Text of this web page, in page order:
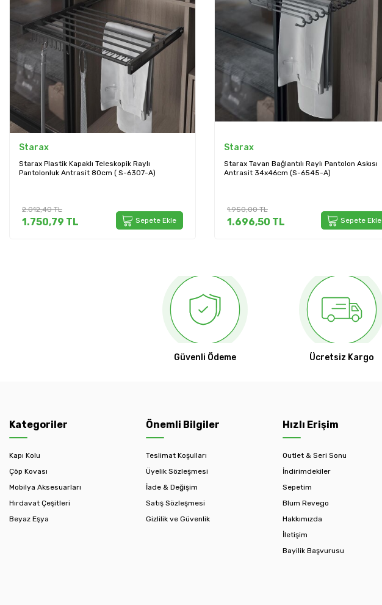
Starax
Starax Plastik Kapaklı Teleskopik Raylı
Pantolonluk Antrasit 80cm ( S-6307-A)
2.012,40TL
1.750,79 TL Sepete Ekle
Starax
Starax Tavan Bağlantılı Raylı Pantolon Askısı
Antrasit 34x46cm (S-6545-A)
1.950,00TL
1.696,50 TL Sepete Ekle
Güvenli Ödeme Ücretsiz Kargo
Kategoriler
Kapı Kolu
Çöp Kovası
Mobilya Aksesuarları
Hırdavat Çeşitleri
Beyaz Eşya
Önemli Bilgiler
Teslimat Koşulları
Üyelik Sözleşmesi
İade & Değişim
Satış Sözleşmesi
Gizlilik ve Güvenlik
Hızlı Erişim
Outlet & Seri Sonu
İndirimdekiler
Sepetim
Blum Revego
Hakkımızda
İletişim
Bayilik Başvurusu